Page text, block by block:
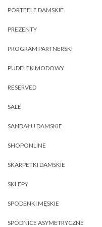
PORTFELE DAMSKIE
PREZENTY
PROGRAM PARTNERSKI
PUDELEK MODOWY
RESERVED
SALE
SANDAŁU DAMSKIE
SHOPONLINE
SKARPETKI DAMSKIE
SKLEPY
SPODENKI MĘSKIE
SPÓDNICE ASYMETRYCZNE